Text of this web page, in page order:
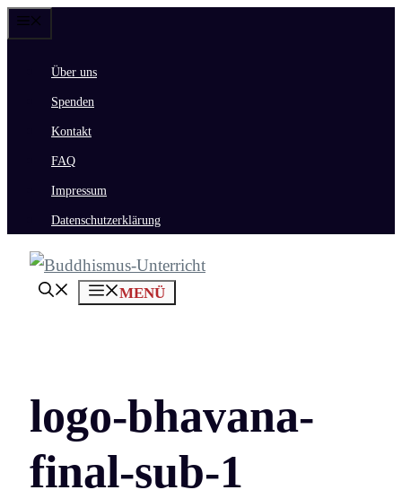
Zum
springenÜber uns
Spenden
Kontakt
FAQ
Impressum
Datenschutzerklärung
MENÜ
logo-bhavana-
final-sub-1